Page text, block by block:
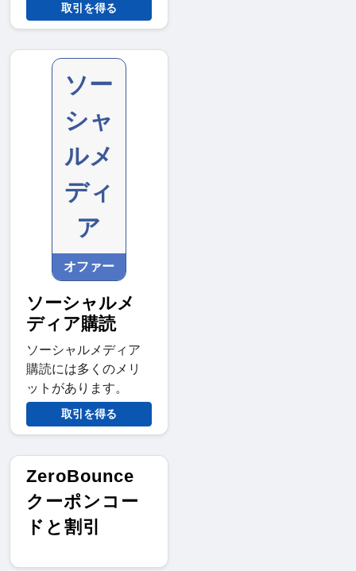
取引を得る
ソー
シャ
ルメ
ディ
ア
オファー
ソーシャルメ
ディア購読
ソーシャルメディア
購読には多くのメリ
ットがあります。
取引を得る
ZeroBounce
クーポンコー
ドと割引